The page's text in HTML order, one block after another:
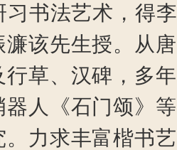
习书法艺术，得
濂该先生授。从
行草、汉碑，多
器人《石门颂》
。力求丰富楷书